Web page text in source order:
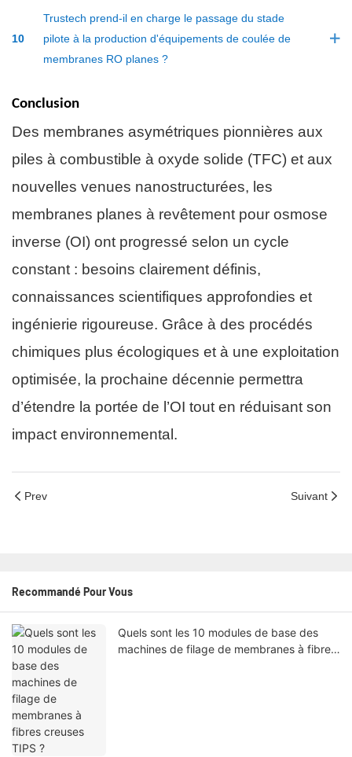
10
Trustech prend-il en charge le passage du stade
pilote à la production d'équipements de coulée de
membranes RO planes ?
Conclusion
Des membranes asymétriques pionnières aux
piles à combustible à oxyde solide (TFC) et aux
nouvelles venues nanostructurées, les
membranes planes à revêtement pour osmose
inverse (OI) ont progressé selon un cycle
constant : besoins clairement définis,
connaissances scientifiques approfondies et
ingénierie rigoureuse. Grâce à des procédés
chimiques plus écologiques et à une exploitation
optimisée, la prochaine décennie permettra
d’étendre la portée de l’OI tout en réduisant son
impact environnemental.
Prev Suivant
Recommandé Pour Vous
Quels sont les 10 modules de base des
machines de filage de membranes à fibres